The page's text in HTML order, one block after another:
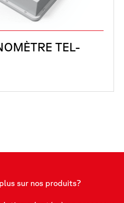
TEL-
sur nos produits?